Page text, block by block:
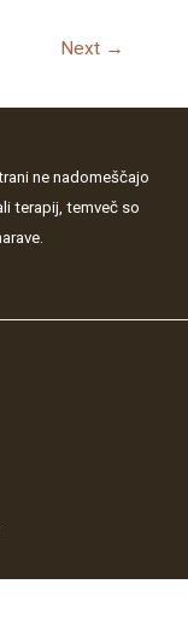
Next →
ne nadomeščajo
terapij, temveč so